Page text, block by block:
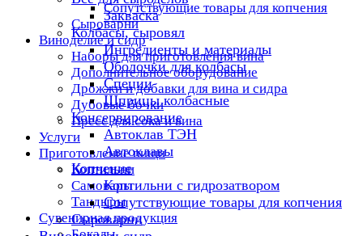
Сопутствующие товары для копчения
Сыроварни
Виноделие и сидр
Наборы для приготовления вина
Дополнительное оборудование
Дрожжи и добавки для вина и сидра
Дубовые бочки
Пресс для сока и вина
Услуги
Приготовление пищи
Коптильни
Самовары
Тандыры
Сувенирная продукция
Закваска
Колбасы, сыровял
Ингредиенты и материалы
Оболочки для колбасы
Специи
Шприцы колбасные
Консервирование
Автоклав ТЭН
Автоклавы
Копчение
Коптильни с гидрозатвором
Сопутствующие товары для копчения
Сыроварни